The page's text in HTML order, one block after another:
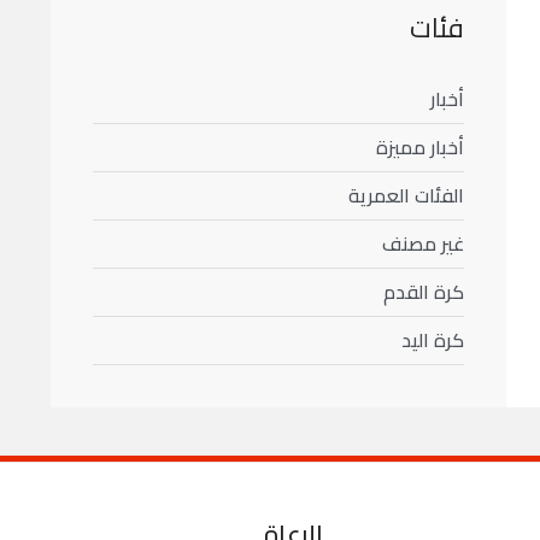
فئات
أخبار
أخبار مميزة
الفئات العمرية
غير مصنف
كرة القدم
كرة اليد